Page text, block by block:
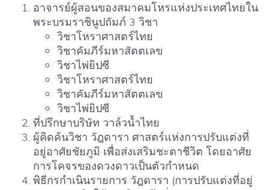
อาจารย์ผู้สอนของสมาคมโหรแห่งประเทศไทยใน
พระบรมราชินูปถัมภ์ 3 วิชา
วิชาโหราศาสตร์ไทย
วิชาคัมภีร์มหาสัตตเลข
วิชาไพ่ยิปซี
วิชาโหราศาสตร์ไทย
วิชาคัมภีร์มหาสัตตเลข
วิชาไพ่ยิปซี
ที่ปรึกษาบริษัท วาล์วน้ำไทย
ผู้คิดค้นวิชา วัฎดารา ศาสตร์แห่งการปรับแต่งที่
อยู่อาศัยชัยภูมิ เพื่อส่งเสริมชะตาชีวิต โดยอาศัย
การโคจรของดวงดาวเป็นตัวกำหนด
พิธีกรกำเนินรายการ วัฎดารา (การปรับแต่งที่อยู่